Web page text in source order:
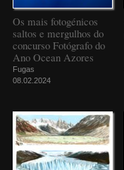
Os mais fotogénicos
saltos e mergulhos do
concurso Fotógrafo do
Ano Ocean Azores
Fugas
08.02.2024